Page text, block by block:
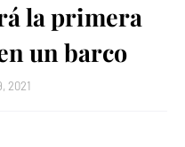
la primera
un barco
2021